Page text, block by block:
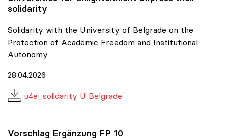
solidarity
Solidarity with the University of Belgrade on the
Protection of Academic Freedom and Institutional
Autonomy
28.04.2026
u4e_solidarity U Belgrade
Vorschlag Ergänzung FP 10